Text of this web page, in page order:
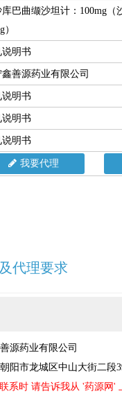
库巴曲缬沙坦计：100mg（
）
明书
善源药业有限公司
明书
明书
明书
我要代理
代理要求
源药业有限公司
阳市龙城区中山大街二段
系时 请告诉我从 '药源网'